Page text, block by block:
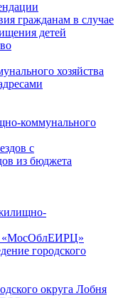
гражданам в случае
детей
хозяйства
коммунального
с
из бюджета
«МосОблЕИРЦ»
городского
округа Лобня